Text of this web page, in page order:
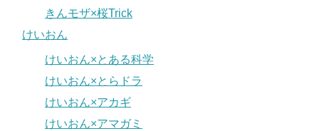
きんモザ×桜Trick
けいおん
けいおん×とある科学
けいおん×とらドラ
けいおん×アカギ
けいおん×アマガミ